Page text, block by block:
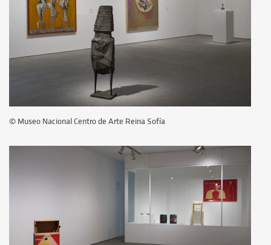
© Museo Nacional Centro de Arte Reina Sofía